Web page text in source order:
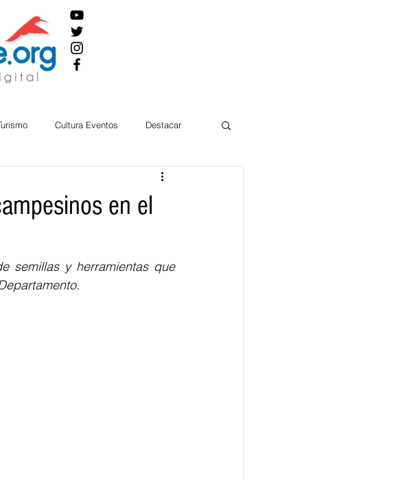
Cultura Eventos Destacar
en el
semillas y herramientas que